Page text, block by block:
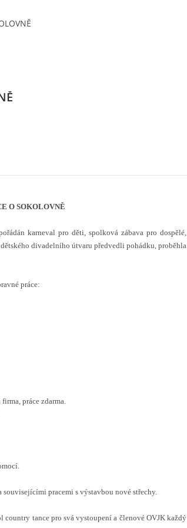
O SOKOLOVNĚ
karneval pro děti, spolková zábava pro dospělé,
divadelního útvaru předvedli pohádku, proběhla
práce:
práce zdarma.
pracemi s výstavbou nové střechy.
tance pro svá vystoupení a členové OVJK každý